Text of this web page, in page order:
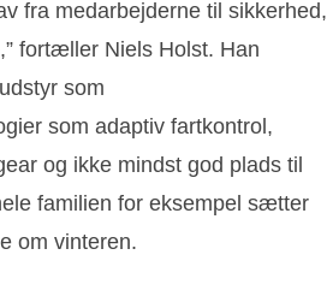
fra medarbejderne til sikkerhed,
fortæller Niels Holst. Han
som
som adaptiv fartkontrol,
og ikke mindst god plads til
familien for eksempel sætter
om vinteren.